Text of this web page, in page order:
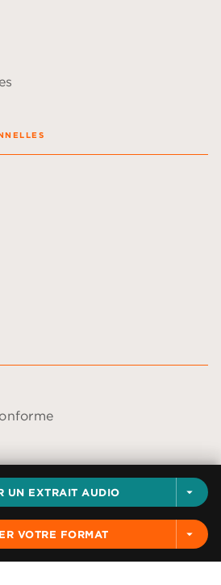
UN EXTRAIT AUDIO arrow_drop_down
VOTRE FORMAT arrow_drop_down